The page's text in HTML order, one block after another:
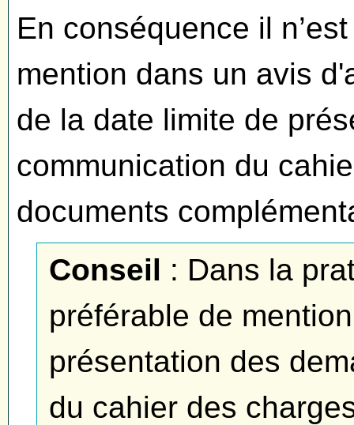
En conséquence il
mention dans un avis
de la date limite de
communication du
documents
Conseil : Dans la
préférable de
présentation des
du cahier des